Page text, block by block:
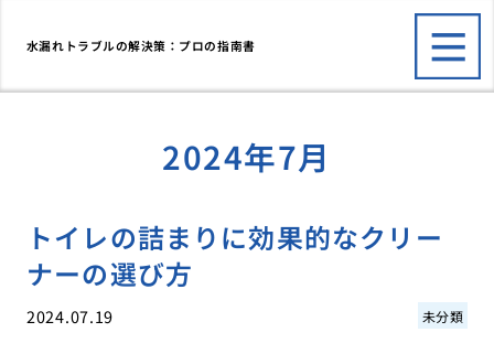
水漏れトラブルの解決策：プロの指南書
2024年7月
トイレの詰まりに効果的なクリー
ナーの選び方
2024.07.19 未分類